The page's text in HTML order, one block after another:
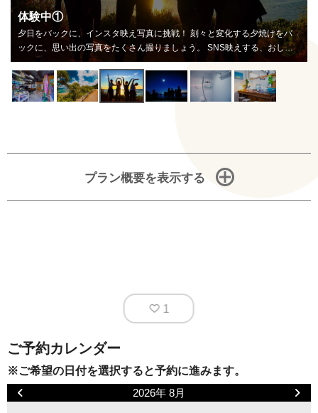
体験中②
神秘的な世界が広がるナイトシュノーケリング。 月明かりの下、静かに
海を漂いながら、昼間は出会えない生き物たちを観察できます。光るプラ
ンクトンが、まるで星のように輝き、夜行性の生き物たちが、ひっそりと
姿を現します。特別な思い出作り、ご体験ください。
プラン概要を表示する
1
ご予約カレンダー
※ご希望の日付を選択すると予約に進みます。
2026年 8月